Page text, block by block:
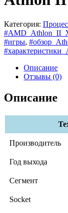
Категория:
#игры,
Описание
Отзывы (0)
Описание
Производитель
Год выхода
Сегмент
Socket